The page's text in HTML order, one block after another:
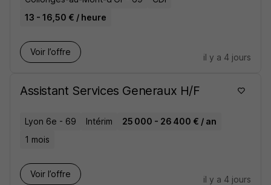
13 - 16,50 € / heure
Voir l’offre
il y a 4 jours
Assistant Services Generaux H/F
Lyon 6e - 69 Intérim
25 000 - 26 400 € / an
1 mois
Voir l’offre
il y a 4 jours